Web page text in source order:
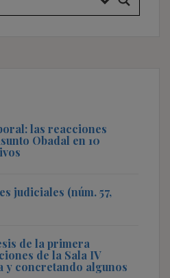
las reacciones
Obadal en 10
judiciales (núm. 57,
de la primera
de la Sala IV
concretando algunos